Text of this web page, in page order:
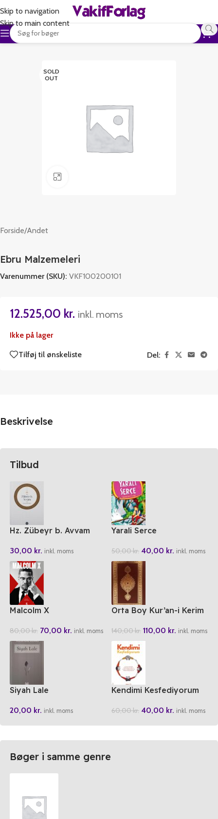
Skip to navigation
Skip to main content
SOLD
OUT
Forside/Andet
Ebru Malzemeleri
Varenummer (SKU): VKF100200101
12.525,00 kr. inkl. moms
Ikke på lager
Tilføj til ønskeliste Del:
Beskrivelse
Tilbud
Hz. Zübeyr b. Avvam
30,00 kr. inkl. moms
Yarali Serce
50,00kr. 40,00 kr. inkl. moms
Malcolm X
80,00kr. 70,00 kr. inkl. moms
Orta Boy Kur’an-i Kerim
140,00kr. 110,00 kr. inkl. moms
Siyah Lale
20,00 kr. inkl. moms
Kendimi Kesfediyorum
60,00kr. 40,00 kr. inkl. moms
Bøger i samme genre